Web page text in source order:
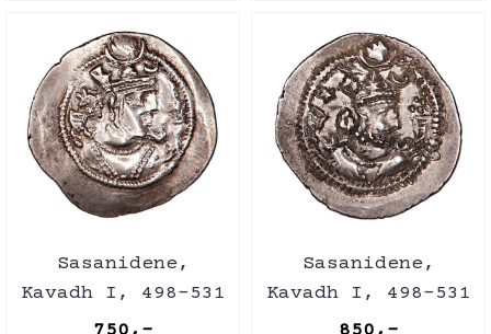
Sasanidene,
Kavadh I, 498-531
Sasanidene,
Kavadh I, 498-531